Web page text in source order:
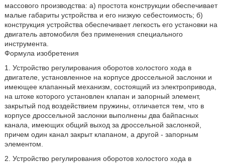
массового производства: а) простота конструкции обеспечивает
малые габариты устройства и его низкую себестоимость; б)
конструкция устройства обеспечивает легкость его установки на
двигатель автомобиля без применения специального
инструмента.
Формула изобретения
1. Устройство регулирования оборотов холостого хода в
двигателе, установленное на корпусе дроссельной заслонки и
имеющее клапанный механизм, состоящий из электропривода,
на штоке которого установлен клапан и запорный элемент,
закрытый под воздействием пружины, отличается тем, что в
корпусе дроссельной заслонки выполнены два байпасных
канала, имеющих общий выход за дроссельной заслонкой,
причем один канал закрыт клапаном, а другой - запорным
элементом.
2. Устройство регулирования оборотов холостого хода в